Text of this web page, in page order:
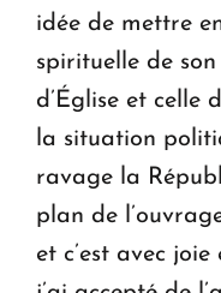
idée de mettre
spirituelle de
d’Église et celle
la situation
ravage la
plan de
et c’est avec